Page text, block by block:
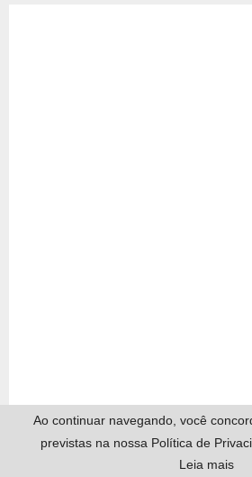
Ao continuar navegando, você
previstas na nossa Política de
Leia mais